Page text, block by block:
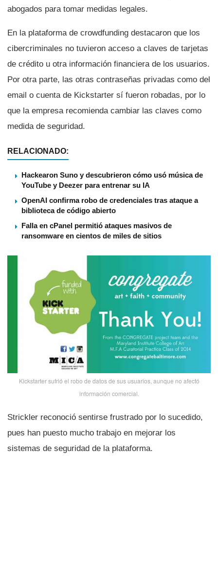
abogados para tomar medidas legales.
En la plataforma de crowdfunding destacaron que los
cibercriminales no tuvieron acceso a claves de tarjetas
de crédito u otra información financiera de los usuarios.
Por otra parte, las otras contraseñas privadas como del
email o cuenta de Kickstarter sí­ fueron robadas, por lo
que la empresa recomienda cambiar las claves como
medida de seguridad.
RELACIONADO:
Hackearon Suno y descubrieron cómo usó música de
YouTube y Deezer para entrenar su IA
OpenAI confirma robo de credenciales tras ataque a
biblioteca de código abierto
Falla en cPanel permitió ataques masivos de
ransomware en cientos de miles de sitios
Kickstarter sufrió el robo de datos de sus usuarios, aunque no afectó
información comercial.
Strickler reconoció sentirse frustrado por lo sucedido,
pues han puesto mucho trabajo en mejorar los
sistemas de seguridad de la plataforma.